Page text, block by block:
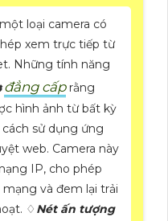
loại camera có
xem trực tiếp từ
Những tính năng
đẳng cấprằng
hình ảnh từ bất kỳ
sử dụng ứng
web. Camera này
IP, cho phép
và đem lại trải
♢ Nét ấn tượng